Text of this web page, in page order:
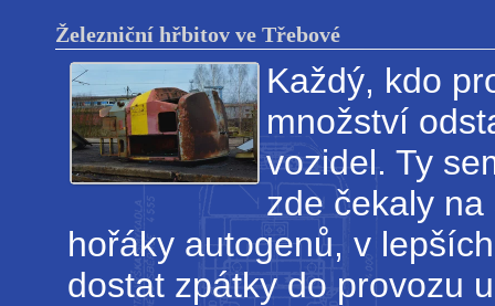
Železniční hřbitov ve Třebové
Každý, kdo
množství
vozidel. Ty
zde čekaly
hořáky autogenů, v
dostat zpátky do provozu